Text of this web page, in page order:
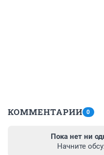
КОММЕНТАРИИ 0
Пока нет ни
Начните